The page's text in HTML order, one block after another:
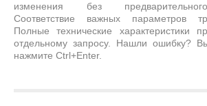
изменения без
Соответствие важных параметров
Полные технические характеристики
отдельному запросу. Нашли ошибку?
нажмите Ctrl+Enter.